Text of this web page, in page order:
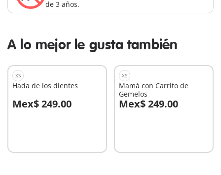
de 3 años.
A lo mejor le gusta también
XS
Hada de los dientes
Mex$ 249.00
A la cesta
XS
Mamá con Carrito de
Gemelos
Mex$ 249.00
A la cesta